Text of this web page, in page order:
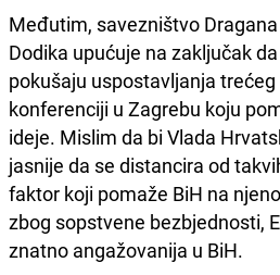
Međutim, savezništvo
Dodika upućuje na zaključak
pokušaju uspostavljanja
konferenciji u Zagrebu koju
ideje. Mislim da bi Vlada
jasnije da se distancira od
faktor koji pomaže BiH na
zbog sopstvene bezbjednosti,
znatno angažovanija u BiH.